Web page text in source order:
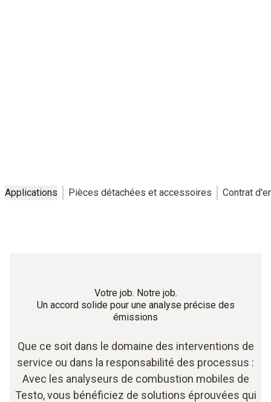
Applications Pièces détachées et accessoires Contrat
Votre job. Notre job.
Un accord solide pour une analyse précise des
émissions
Que ce soit dans le domaine des interventions de
service ou dans la responsabilité des processus :
Avec les analyseurs de combustion mobiles de
Testo, vous bénéficiez de solutions éprouvées qui